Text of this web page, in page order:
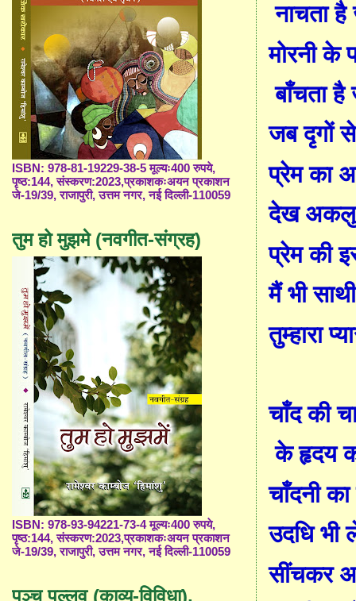
नाचता है
मोरनी के
बाँचता है
जब दृगों
प्रेम का
देख
प्रेम की
मैं भी
तुम्हारा
चाँद की
के हृदय
चाँदनी का
उदधि भी
सींचकर
ISBN: 978-81-19229-38-5 मूल्यः400 रुपये,
पृष्ठ:144, संस्करण:2023,प्रकाशकःअयन प्रकाशन
जे-19/39, राजापुरी, उत्तम नगर, नई दिल्ली-110059
तुम हो मुझमे (नवगीत-संग्रह)
ISBN: 978-93-94221-73-4 मूल्यः400 रुपये,
पृष्ठ:144, संस्करण:2023,प्रकाशकःअयन प्रकाशन
जे-19/39, राजापुरी, उत्तम नगर, नई दिल्ली-110059
पञ्च पल्लव (काव्य-विविधा),